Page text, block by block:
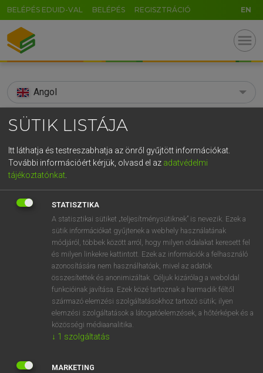
BELÉPÉS EDUID-VAL BELÉPÉS REGISZTRÁCIÓ EN
menu
Angol
search
KERESÉS
TALÁLATOK
anacoluthon
Díjmentes angol szótár arrow_forward_ios
anacoluthon fn szerkezetszakadás
⚲ anacoluthonkeresése szótárainkban
SÜTIK LISTÁJA
Itt láthatja és testreszabhatja az önről gyűjtött információkat.
További információért kérjük, olvasd el az adatvédelmi
tájékoztatónkat
STATISZTIKA
A statisztikai sütiket „teljesítménysütiknek” is nevezik. Ezek a
sütik információkat gyűjtenek a webhely használatának
módjáról, többek között arról, hogy milyen oldalakat keresett fel
és milyen linkekre kattintott. Ezek az információk a felhasználó
azonosítására nem használhatóak, mivel az adatok
összesítettek és anonimizáltak. Céljuk kizárólag a weboldal
funkcióinak javítása. Ezek közé tartoznak a harmadik féltől
származó elemzési szolgáltatásokhoz tartozó sütik; ilyen
elemzési szolgáltatások a látogatóelemzések, a hőtérképek és a
közösségi médiaanalitika.
↓ 1 szolgáltatás
MARKETING
5 6 7 8 9 ö ü ó
j k
n m , . - AltGr